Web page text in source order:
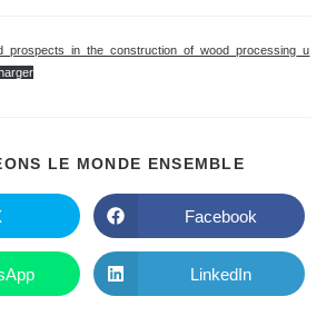
LE MONDE ENSEMBLE
CONTENU
Ouvrir
dans
une
autre
fenêtre
Facebook
Ouvrir
dans
LinkedIn